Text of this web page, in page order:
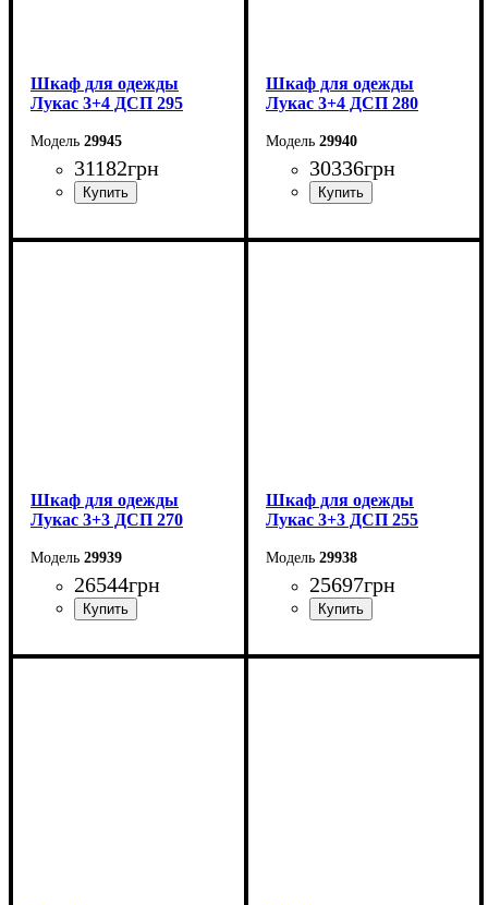
Шкаф для одежды
Лукас 3+4 ДСП 295
29945
31182грн
Ширина: 295 см
Шкаф для одежды
Лукас 3+4 ДСП 280
29940
30336грн
Ширина: 280 см
Шкаф для одежды
Лукас 3+3 ДСП 270
29939
26544грн
Ширина: 270 см
Шкаф для одежды
Лукас 3+3 ДСП 255
29938
25697грн
Ширина: 255 см